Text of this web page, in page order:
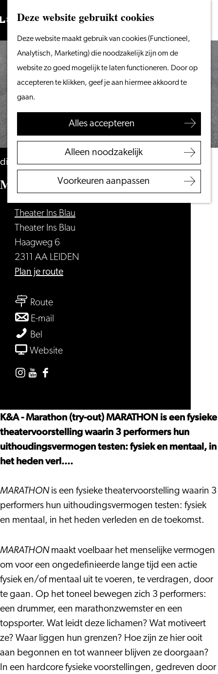
Deze website gebruikt cookies
Deze website maakt gebruik van cookies (Functioneel,
Analytisch, Marketing) die noodzakelijk zijn om de
website zo goed mogelijk te laten functioneren. Door op
accepteren te klikken, geef je aan hiermee akkoord te
gaan.
Alles accepteren
Alleen noodzakelijk
Voorkeuren aanpassen
Ga
naar
de
homepage
Menu
ZoekenVanaf het water
wandelen
Winkelen
Eten & drinken
Met kinderen
VVV Leiden
Bereikbaarheid
Regio Leiden
Zoeken
dinsdag 12 januari 2027
Marathon (try-out)
Theater Ins Blau
Theater Ins Blau
Haagweg 6
2311 AA LEIDEN
Plan je routenaar
Routenaar
Marathon
out)
E-mail
(try-
Bel
(try-
Websitevan
Instagram
Ins
Blau
Youtube
Ins
Blau
Facebook
Ins
Blau
K&A - Marathon (try-out) MARATHON is een fysieke
theatervoorstelling waarin 3 performers hun
uithoudingsvermogen testen: fysiek en mentaal, in
het heden verl....
MARATHON is een fysieke theatervoorstelling waarin 3
performers hun uithoudingsvermogen testen: fysiek
en mentaal, in het heden verleden en de toekomst.
MARATHON maakt voelbaar het menselijke vermogen
om voor een ongedefinieerde lange tijd een actie
fysiek en/of mentaal uit te voeren, te verdragen, door
te gaan. Op het toneel bewegen zich 3 performers:
een drummer, een marathonzwemster en een
topsporter. Wat leidt deze lichamen? Wat motiveert
ze? Waar liggen hun grenzen? Hoe zijn ze hier ooit
aan begonnen en tot wanneer blijven ze doorgaan?
In een hardcore fysieke voorstellingen, gedreven door